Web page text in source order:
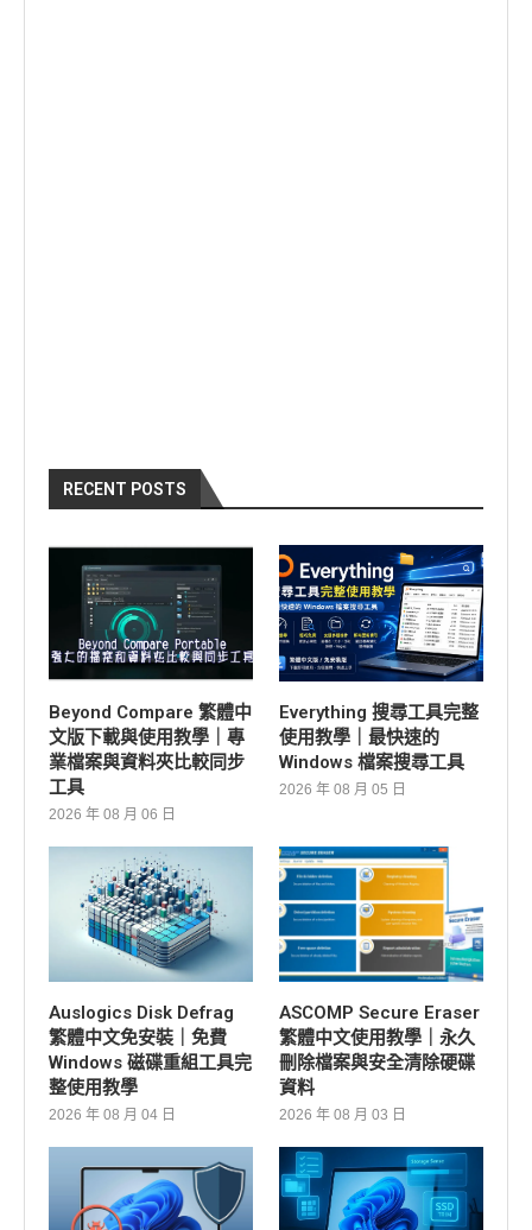
RECENT POSTS
Beyond Compare 繁體中
文版下載與使用教學｜專
業檔案與資料夾比較同步
工具
2026 年 08 月 06 日
Everything 搜尋工具完整
使用教學｜最快速的
Windows 檔案搜尋工具
2026 年 08 月 05 日
Auslogics Disk Defrag
繁體中文免安裝｜免費
Windows 磁碟重組工具完
整使用教學
2026 年 08 月 04 日
ASCOMP Secure Eraser
繁體中文使用教學｜永久
刪除檔案與安全清除硬碟
資料
2026 年 08 月 03 日